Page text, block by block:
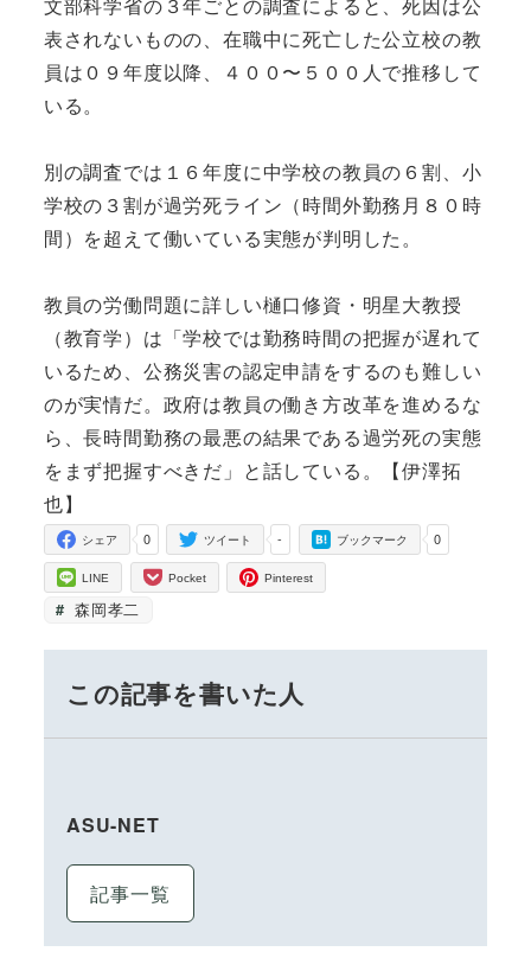
表されないものの、在職中に死亡した公立校の教
員は０９年度以降、４００〜５００人で推移して
いる。
別の調査では１６年度に中学校の教員の６割、小
学校の３割が過労死ライン（時間外勤務月８０時
間）を超えて働いている実態が判明した。
教員の労働問題に詳しい樋口修資・明星大教授
（教育学）は「学校では勤務時間の把握が遅れて
いるため、公務災害の認定申請をするのも難しい
のが実情だ。政府は教員の働き方改革を進めるな
ら、長時間勤務の最悪の結果である過労死の実態
をまず把握すべきだ」と話している。【伊澤拓
也】
0
シェア -
ツイート 0
ブックマーク
LINE Pocket Pinterest
森岡孝二
この記事を書いた人
ASU-NET
記事一覧